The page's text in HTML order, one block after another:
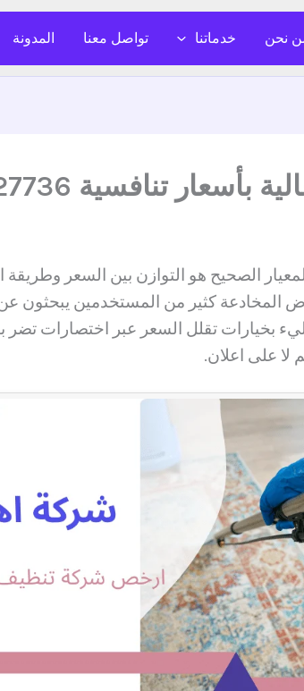
نحن خدماتنا تواصل معنا المدونة
تنافسية 0526627736
الصحيح هو التوازن بين السعر وطريقة
المخادعة كثير من المستخدمين
بخيارات تقلل السعر عبر اختصارات تضر
لا على اعلان.